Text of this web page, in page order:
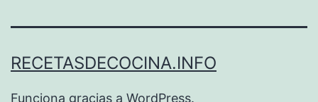
RECETASDECOCINA.INFO
Funciona gracias a WordPress.